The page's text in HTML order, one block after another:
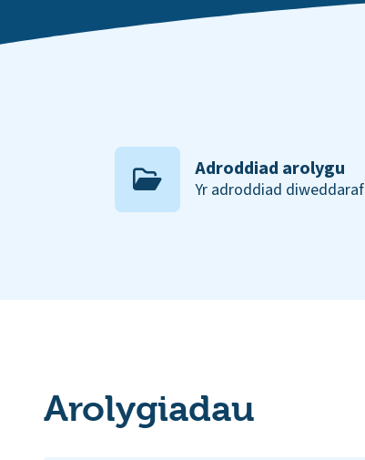
Adroddiad arolygu
Yr adroddiad diweddaraf
Arolygiadau